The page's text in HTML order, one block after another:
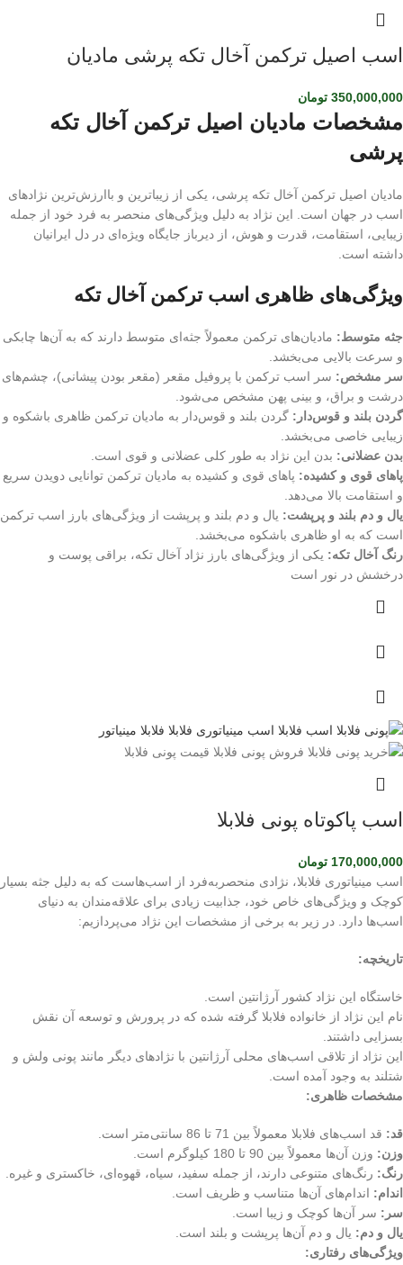
اسب اصیل ترکمن آخال تکه پرشی مادیان
350,000,000 تومان
مشخصات مادیان اصیل ترکمن آخال تکه
پرشی
مادیان اصیل ترکمن آخال تکه پرشی، یکی از زیباترین و باارزش‌ترین نژادهای
اسب در جهان است. این نژاد به دلیل ویژگی‌های منحصر به فرد خود از جمله
زیبایی، استقامت، قدرت و هوش، از دیرباز جایگاه ویژه‌ای در دل ایرانیان
داشته است.
ویژگی‌های ظاهری اسب ترکمن آخال تکه
جثه متوسط: مادیان‌های ترکمن معمولاً جثه‌ای متوسط دارند که به آن‌ها چابکی
و سرعت بالایی می‌بخشد.
سر مشخص: سر اسب ترکمن با پروفیل مقعر (مقعر بودن پیشانی)، چشم‌های
درشت و براق، و بینی پهن مشخص می‌شود.
گردن بلند و قوس‌دار: گردن بلند و قوس‌دار به مادیان ترکمن ظاهری باشکوه و
زیبایی خاصی می‌بخشد.
بدن عضلانی: بدن این نژاد به طور کلی عضلانی و قوی است.
پاهای قوی و کشیده: پاهای قوی و کشیده به مادیان ترکمن توانایی دویدن سریع
و استقامت بالا می‌دهد.
یال و دم بلند و پرپشت: یال و دم بلند و پرپشت از ویژگی‌های بارز اسب ترکمن
است که به او ظاهری باشکوه می‌بخشد.
رنگ آخال تکه: یکی از ویژگی‌های بارز نژاد آخال تکه، براقی پوست و
درخشش در نور است
اسب پاکوتاه پونی فلابلا
170,000,000 تومان
اسب مینیاتوری فلابلا، نژادی منحصربه‌فرد از اسب‌هاست که به دلیل جثه بسیار
کوچک و ویژگی‌های خاص خود، جذابیت زیادی برای علاقه‌مندان به دنیای
اسب‌ها دارد. در زیر به برخی از مشخصات این نژاد می‌پردازیم:
تاریخچه:
خاستگاه این نژاد کشور آرژانتین است.
نام این نژاد از خانواده فلابلا گرفته شده که در پرورش و توسعه آن نقش
بسزایی داشتند.
این نژاد از تلاقی اسب‌های محلی آرژانتین با نژادهای دیگر مانند پونی ولش و
شتلند به وجود آمده است.
مشخصات ظاهری:
قد: قد اسب‌های فلابلا معمولاً بین 71 تا 86 سانتی‌متر است.
وزن: وزن آن‌ها معمولاً بین 90 تا 180 کیلوگرم است.
رنگ: رنگ‌های متنوعی دارند، از جمله سفید، سیاه، قهوه‌ای، خاکستری و غیره.
اندام: اندام‌های آن‌ها متناسب و ظریف است.
سر: سر آن‌ها کوچک و زیبا است.
یال و دم: یال و دم آن‌ها پرپشت و بلند است.
ویژگی‌های رفتاری: